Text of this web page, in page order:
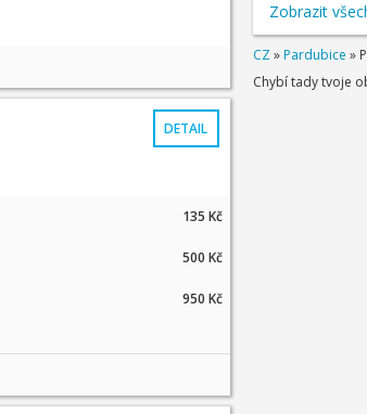
DETAIL
135 Kč
500 Kč
950 Kč
Zobrazit
CZ» Pardubice »
Chybí tady tvoje